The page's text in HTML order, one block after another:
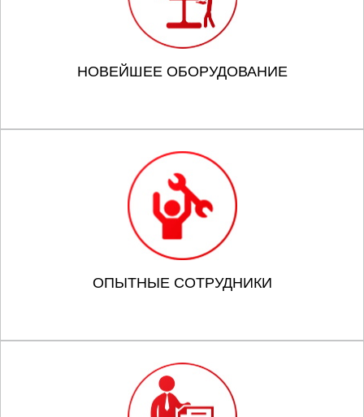
НОВЕЙШЕЕ ОБОРУДОВАНИЕ
ОПЫТНЫЕ СОТРУДНИКИ